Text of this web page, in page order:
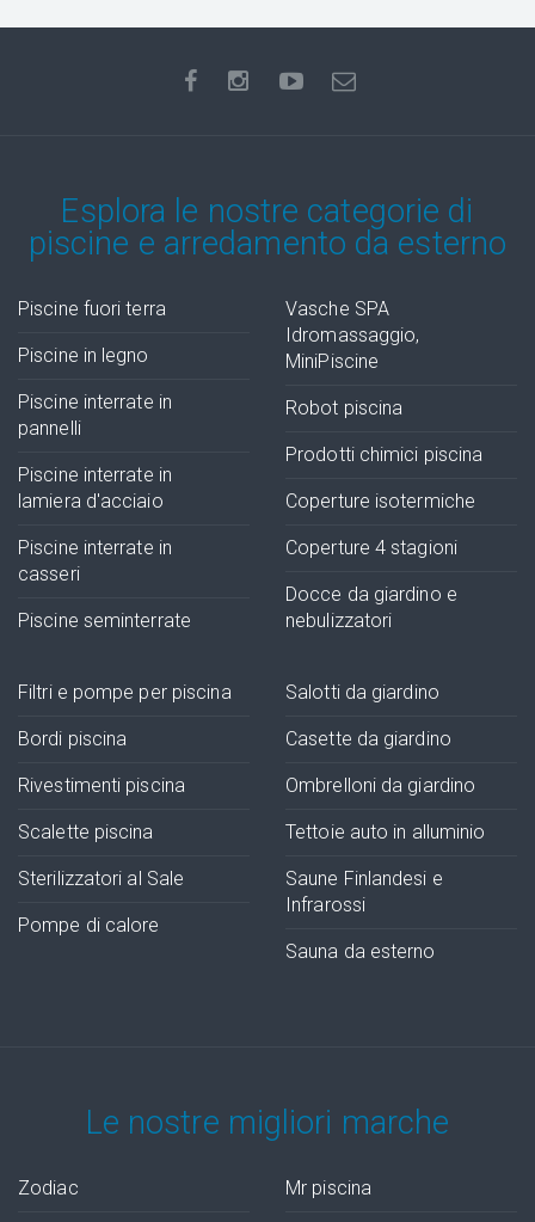
Esplora le nostre categorie di
piscine e arredamento da esterno
Piscine fuori terra
Piscine in legno
Piscine interrate in
pannelli
Piscine interrate in
lamiera d'acciaio
Piscine interrate in
casseri
Piscine seminterrate
Vasche SPA
Idromassaggio,
MiniPiscine
Robot piscina
Prodotti chimici piscina
Coperture isotermiche
Coperture 4 stagioni
Docce da giardino e
nebulizzatori
Filtri e pompe per piscina
Bordi piscina
Rivestimenti piscina
Scalette piscina
Sterilizzatori al Sale
Pompe di calore
Salotti da giardino
Casette da giardino
Ombrelloni da giardino
Tettoie auto in alluminio
Saune Finlandesi e
Infrarossi
Sauna da esterno
Le nostre migliori marche
Zodiac Mr piscina